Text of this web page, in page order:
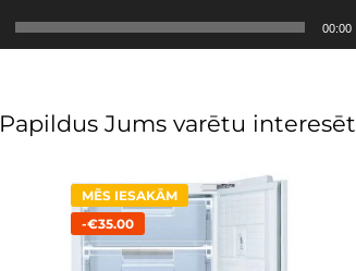
00:00
Papildus Jums varētu interesēt
MĒS IESAKĀM
-€35.00